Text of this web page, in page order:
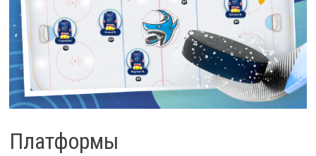
Платформы